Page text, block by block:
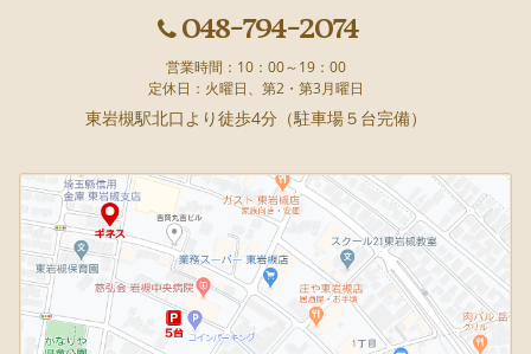
048-794-2074
営業時間：10：00～19：00
定休日：火曜日、第2・第3月曜日
東岩槻駅北口より徒歩4分（駐車場５台完備）